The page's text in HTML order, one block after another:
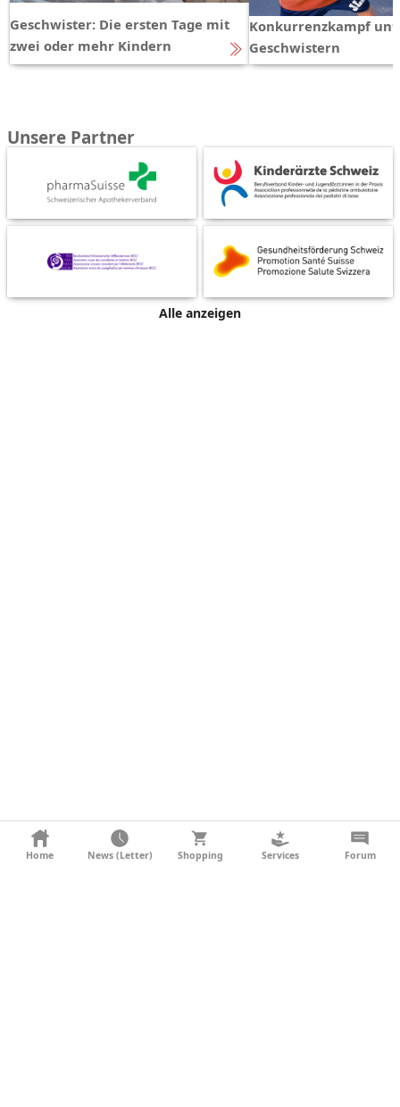
Geschwister: Die ersten Tage mit
zwei oder mehr Kindern
Konkurrenzkampf
Geschwistern
Unsere Partner
Alle anzeigen
KONTAKT
Home News (Letter) Shopping Services Forum